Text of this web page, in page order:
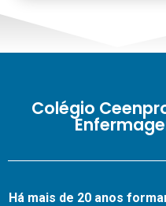
Colégio
Há mais de 20 anos